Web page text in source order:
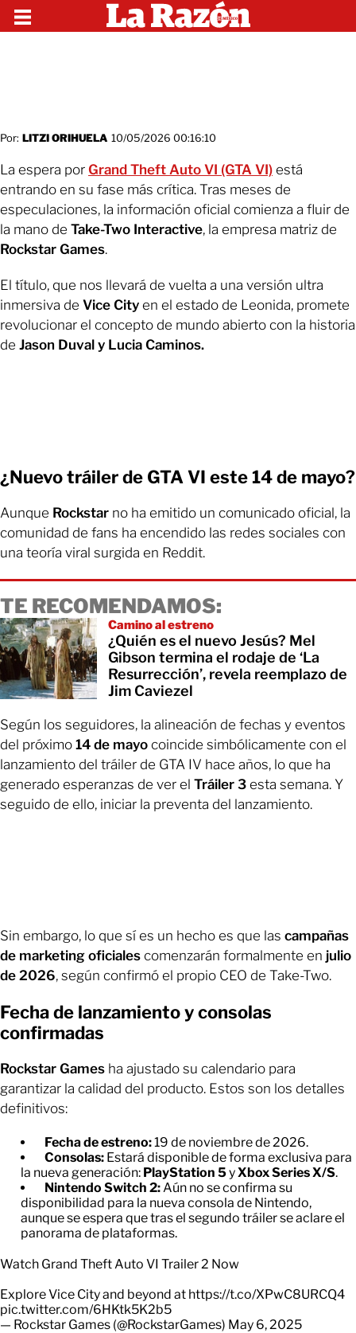
Por: LITZI ORIHUELA 10/05/2026 00:16:10
La espera por Grand Theft Auto VI (GTA VI) está
entrando en su fase más crítica. Tras meses de
especulaciones, la información oficial comienza a fluir de
la mano de Take-Two Interactive, la empresa matriz de
Rockstar Games.
El título, que nos llevará de vuelta a una versión ultra
inmersiva de Vice City en el estado de Leonida, promete
revolucionar el concepto de mundo abierto con la historia
de Jason Duval y Lucia Caminos.
¿Nuevo tráiler de GTA VI este 14 de mayo?
Aunque Rockstar no ha emitido un comunicado oficial, la
comunidad de fans ha encendido las redes sociales con
una teoría viral surgida en Reddit.
TE RECOMENDAMOS:
Camino al estreno
¿Quién es el nuevo Jesús? Mel
Gibson termina el rodaje de ‘La
Resurrección’, revela reemplazo de
Jim Caviezel
Según los seguidores, la alineación de fechas y eventos
del próximo 14 de mayo coincide simbólicamente con el
lanzamiento del tráiler de GTA IV hace años, lo que ha
generado esperanzas de ver el Tráiler 3 esta semana. Y
seguido de ello, iniciar la preventa del lanzamiento.
Sin embargo, lo que sí es un hecho es que las campañas
de marketing oficiales comenzarán formalmente en julio
de 2026, según confirmó el propio CEO de Take-Two.
Fecha de lanzamiento y consolas
confirmadas
Rockstar Games ha ajustado su calendario para
garantizar la calidad del producto. Estos son los detalles
definitivos:
Fecha de estreno:19 de noviembre de 2026.
Consolas: Estará disponible de forma exclusiva para
la nueva generación: PlayStation 5yXbox Series X/S.
Nintendo Switch 2:Aún no se confirma su
disponibilidad para la nueva consola de Nintendo,
aunque se espera que tras el segundo tráiler se aclare el
panorama de plataformas.
Watch Grand Theft Auto VI Trailer 2 Now
Explore Vice City and beyond at https://t.co/XPwC8URCQ4
pic.twitter.com/6HKtk5K2b5
— Rockstar Games (@RockstarGames) May 6, 2025